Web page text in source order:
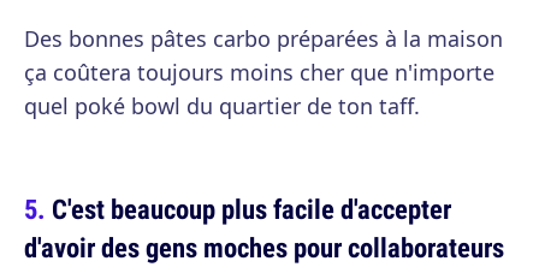
Des bonnes pâtes carbo préparées à la maison
ça coûtera toujours moins cher que n'importe
quel poké bowl du quartier de ton taff.
C'est beaucoup plus facile d'accepter
d'avoir des gens moches pour collaborateurs